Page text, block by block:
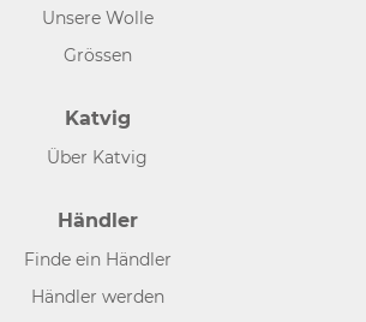
Unsere Wolle
Grössen
Katvig
Über Katvig
Händler
Finde ein Händler
Händler werden